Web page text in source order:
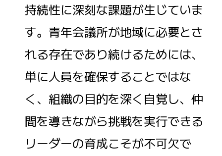
持続性に深刻な課題が生じていま
す。青年会議所が地域に必要とさ
れる存在であり続けるためには、
単に人員を確保することではな
く、組織の目的を深く自覚し、仲
間を導きながら挑戦を実行できる
リーダーの育成こそが不可欠で